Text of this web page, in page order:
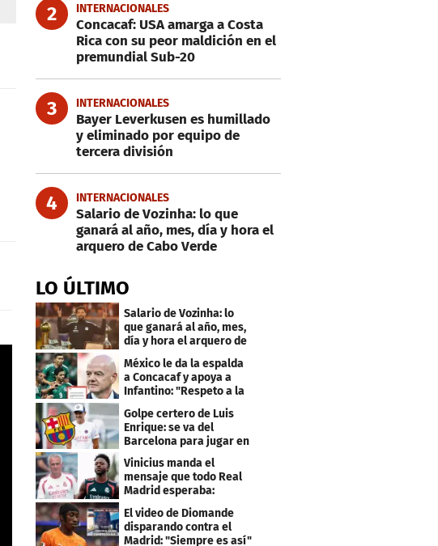
2 INTERNACIONALES
Concacaf: USA amarga a Costa
Rica con su peor maldición en el
premundial Sub-20
3 INTERNACIONALES
Bayer Leverkusen es humillado
y eliminado por equipo de
tercera división
4 INTERNACIONALES
Salario de Vozinha: lo que
ganará al año, mes, día y hora el
arquero de Cabo Verde
LO ÚLTIMO
Salario de Vozinha: lo
que ganará al año, mes,
día y hora el arquero de
Cabo Verde
México le da la espalda
a Concacaf y apoya a
Infantino: "Respeto a la
gobernanza"
Golpe certero de Luis
Enrique: se va del
Barcelona para jugar en
el PSG
Vinicius manda el
mensaje que todo Real
Madrid esperaba:
"Mourinho..."
El video de Diomande
disparando contra el
Madrid: "Siempre es así"